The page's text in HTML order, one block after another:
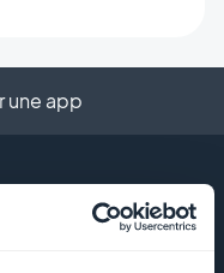
une app